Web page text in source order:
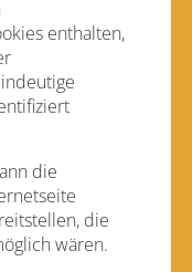
enthalten,
die
die
wären.